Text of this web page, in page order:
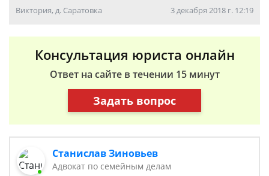
Виктория, д. Саратовка 3 декабря 2018 г. 12:19
Консультация юриста онлайн
Ответ на сайте в течении 15 минут
Задать вопрос
Станислав Зиновьев
Адвокат по семейным делам